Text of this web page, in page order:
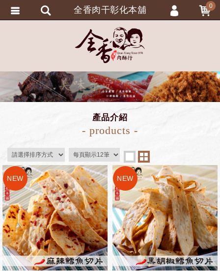
產品介紹
- products -
全香肉干彰化本舖 0
會員登入
會員註冊
忘記密碼
訂單查詢
追蹤清單
匯款通知